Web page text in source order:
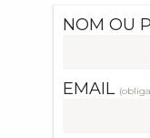
NOM OU
EMAIL